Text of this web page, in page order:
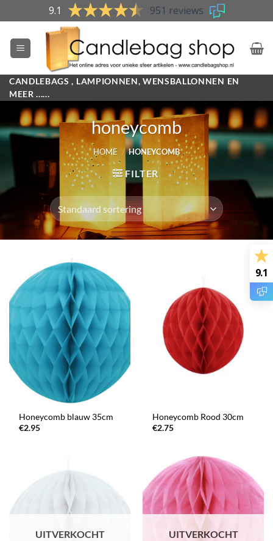
to
content
9.1 951 reviews
CANDLEBAGS , LAMPIONNEN, WENSBALLONNEN EN
MEER ......
honeycomb
HOME / HONEYCOMB
FILTER
Honeycomb blauw 35cm
€2.95
Honeycomb Rood 30cm
€2.75
UITVERKOCHT UITVERKOCHT
9.1